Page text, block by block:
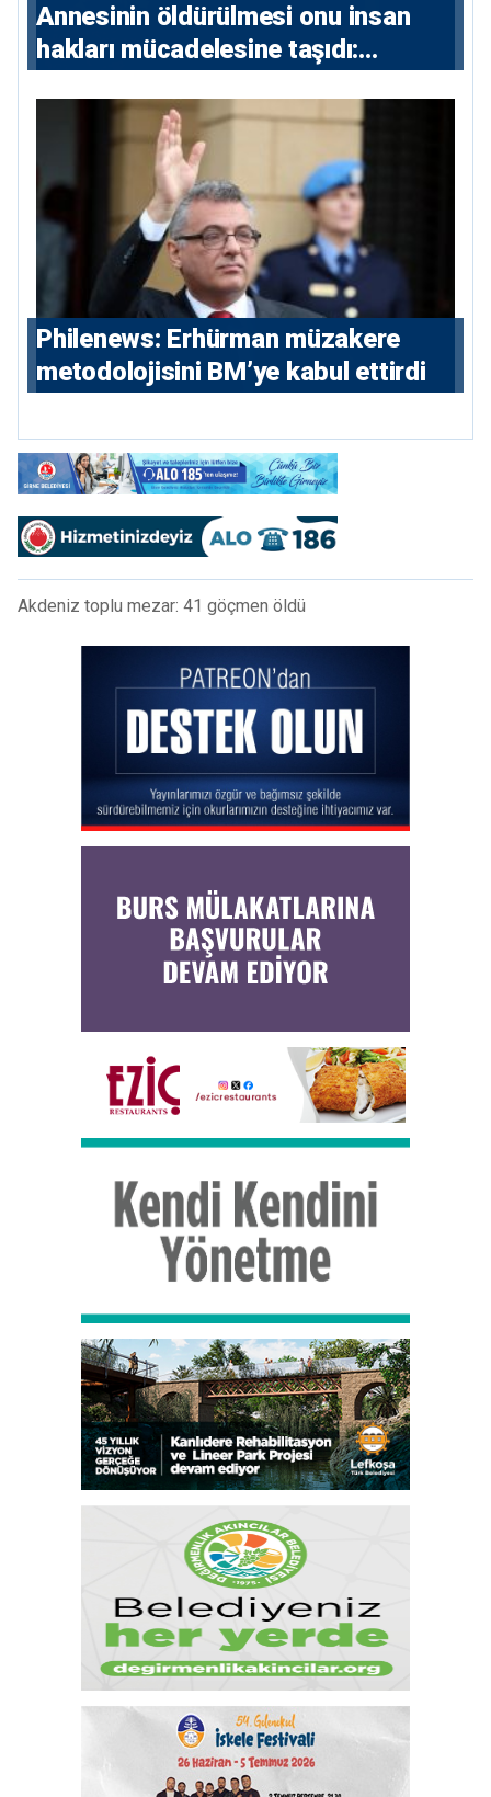
Annesinin öldürülmesi onu insan
hakları mücadelesine taşıdı:
hikayesi
Philenews: Erhürman müzakere
metodolojisini BM’ye kabul ettirdi
Akdeniz toplu mezar: 41 göçmen öldü